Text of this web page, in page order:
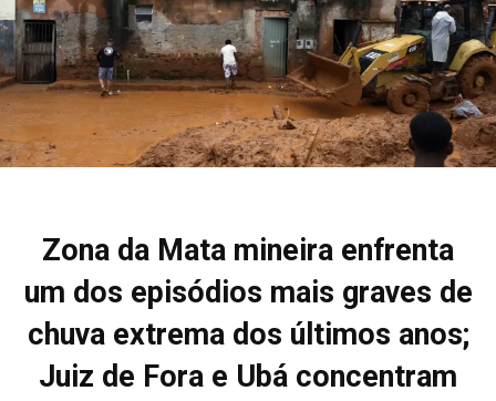
Zona da Mata mineira enfrenta
um dos episódios mais graves de
chuva extrema dos últimos anos;
Juiz de Fora e Ubá concentram